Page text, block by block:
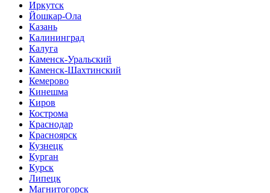
Иркутск
Йошкар-Ола
Казань
Калининград
Калуга
Каменск-Уральский
Каменск-Шахтинский
Кемерово
Кинешма
Киров
Кострома
Краснодар
Красноярск
Кузнецк
Курган
Курск
Липецк
Магнитогорск